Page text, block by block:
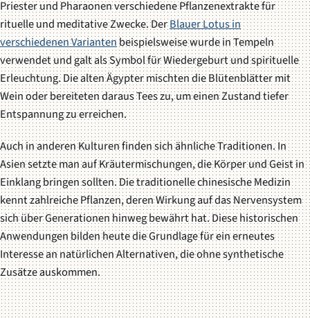
Priester und Pharaonen verschiedene Pflanzenextrakte für
rituelle und meditative Zwecke. DerBlauer Lotus in
verschiedenen Variantenbeispielsweise wurde in Tempeln
verwendet und galt als Symbol für Wiedergeburt und spirituelle
Erleuchtung. Die alten Ägypter mischten die Blütenblätter mit
Wein oder bereiteten daraus Tees zu, um einen Zustand tiefer
Entspannung zu erreichen.
Auch in anderen Kulturen finden sich ähnliche Traditionen. In
Asien setzte man auf Kräutermischungen, die Körper und Geist in
Einklang bringen sollten. Die traditionelle chinesische Medizin
kennt zahlreiche Pflanzen, deren Wirkung auf das Nervensystem
sich über Generationen hinweg bewährt hat. Diese historischen
Anwendungen bilden heute die Grundlage für ein erneutes
Interesse an natürlichen Alternativen, die ohne synthetische
Zusätze auskommen.